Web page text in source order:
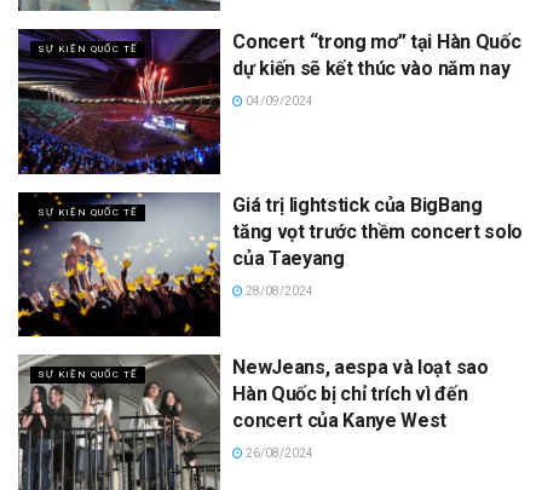
SỰ KIỆN QUỐC TẾ
Concert “trong mơ” tại Hàn Quốc
dự kiến sẽ kết thúc vào năm nay
04/09/2024
SỰ KIỆN QUỐC TẾ
Giá trị lightstick của BigBang
tăng vọt trước thềm concert solo
của Taeyang
28/08/2024
SỰ KIỆN QUỐC TẾ
NewJeans, aespa và loạt sao
Hàn Quốc bị chỉ trích vì đến
concert của Kanye West
26/08/2024